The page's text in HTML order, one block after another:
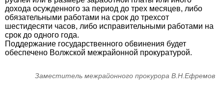
дохода осужденного за период до трех месяцев, либо
обязательными работами на срок до трехсот
шестидесяти часов, либо исправительными работами на
срок до одного года.
Поддержание государственного обвинения будет
обеспечено Волжской межрайонной прокуратурой.
Заместитель межрайонного прокурора В.Н.Ефремов